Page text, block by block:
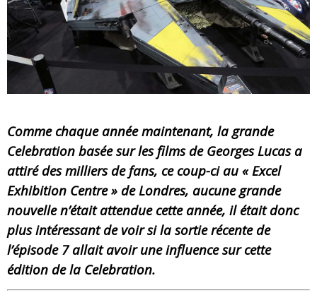
« WOLF-MAN / Integrale Tomes 1 et 2 » - Cruelle Vengeance !
Comme chaque année maintenant, la grande
Celebration basée sur les films de Georges Lucas a
attiré des milliers de fans, ce coup-ci au « Excel
Exhibition Centre » de Londres, aucune grande
nouvelle n’était attendue cette année, il était donc
plus intéressant de voir si la sortie récente de
l’épisode 7 allait avoir une influence sur cette
édition de la Celebration.